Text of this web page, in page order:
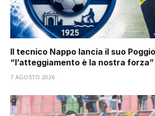
Il tecnico Nappo lancia il suo
“l’atteggiamento è la nostra forza”
7 AGOSTO 2026